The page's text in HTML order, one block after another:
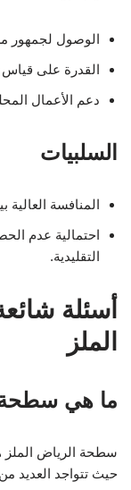
الوصول لجمهور
القدرة على قياس
دعم الأعمال
السلبيات
المنافسة العالية
احتمالية عدم
التقليدية.
أسئلة
الملز
ما هي سطحة
سطحة الرياض الملز
حيث تتواجد العديد